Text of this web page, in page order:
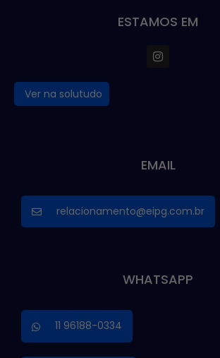
ESTAMOS EM
Ver na solutudo
EMAIL
relacionamento@eipg.com.br
WHATSAPP
11 96188-0334